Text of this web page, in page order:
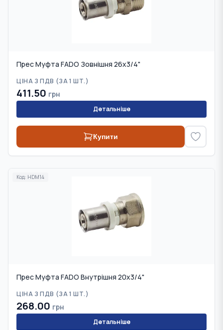
Прес Муфта FADO Зовнішня 26x3/4"
ЦІНА З ПДВ (ЗА 1 ШТ.)
411.50 грн
Детальніше
Купити
Код: HDM14
Прес Муфта FADO Внутрішня 20х3/4"
ЦІНА З ПДВ (ЗА 1 ШТ.)
268.00 грн
Детальніше